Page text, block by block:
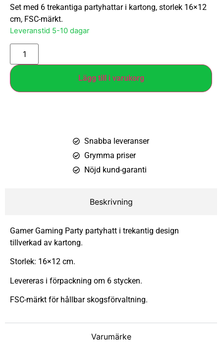
Set med 6 trekantiga partyhattar i kartong, storlek 16×12
cm, FSC-märkt.
Leveranstid 5-10 dagar
Lägg till i varukorg
Snabba leveranser
Grymma priser
Nöjd kund-garanti
Beskrivning
Varumärke
Gamer Gaming Party partyhatt i trekantig design
tillverkad av kartong.
Storlek: 16×12 cm.
Levereras i förpackning om 6 stycken.
FSC-märkt för hållbar skogsförvaltning.